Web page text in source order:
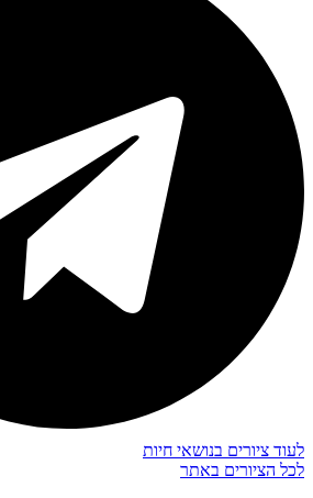
לעוד ציורים בנושאי חיות
לכל הציורים באתר